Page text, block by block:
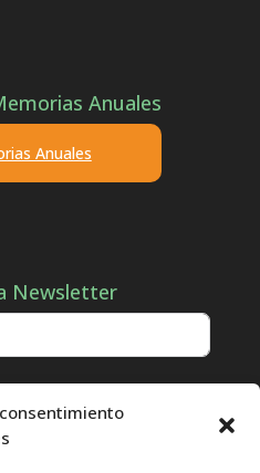
Anuales
Anuales
Newsletter
a mi consulta.